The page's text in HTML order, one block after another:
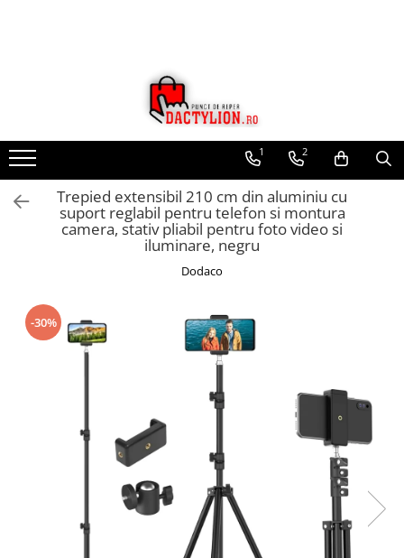
1 2
Trepied extensibil 210 cm din aluminiu cu
suport reglabil pentru telefon si montura
camera, stativ pliabil pentru foto video si
iluminare, negru
Dodaco
-30%